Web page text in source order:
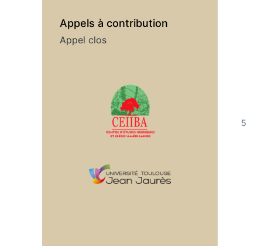
Appels à contribution
Appel clos
Affiliations/partenaires